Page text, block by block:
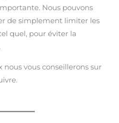
Nous pouvons
de simplement limiter les
quel, pour éviter la
vous conseillerons sur